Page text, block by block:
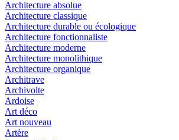
Architecture absolue
Architecture classique
Architecture durable ou écologique
Architecture fonctionnaliste
Architecture moderne
Architecture monolithique
Architecture organique
Architrave
Archivolte
Ardoise
Art déco
Art nouveau
Artère